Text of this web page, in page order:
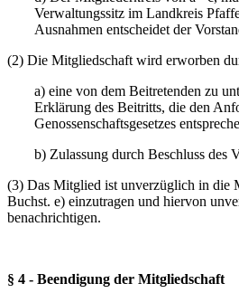
Verwaltungssitz im Landkreis
Ausnahmen entscheidet der
(2) Die Mitgliedschaft wird erworben
a) eine von dem Beitretenden zu
Erklärung des Beitritts, die den
Genossenschaftsgesetzes
b) Zulassung durch Beschluss des
(3) Das Mitglied ist unverzüglich in die
Buchst. e) einzutragen und hiervon
benachrichtigen.
§ 4 - Beendigung der Mitgliedschaft